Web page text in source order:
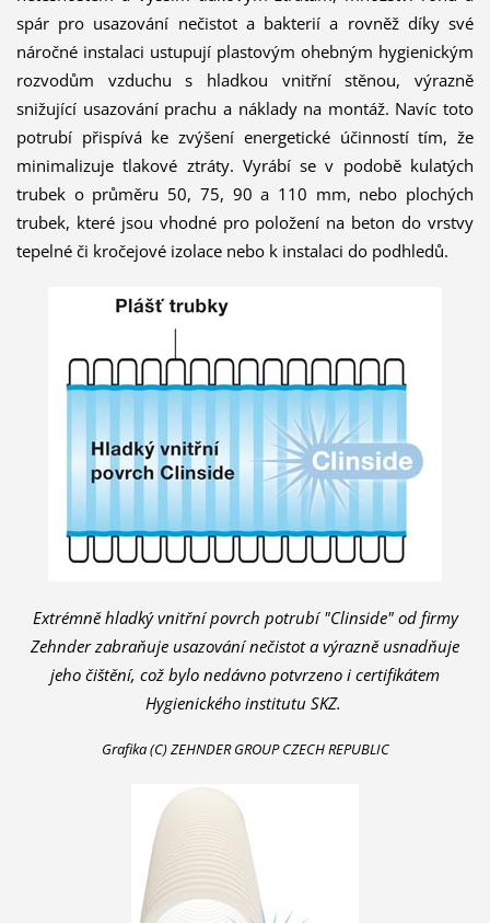
spár pro usazování nečistot a bakterií a rovněž díky své
náročné instalaci ustupují plastovým ohebným hygienickým
rozvodům vzduchu s hladkou vnitřní stěnou, výrazně
snižující usazování prachu a náklady na montáž. Navíc toto
potrubí přispívá ke zvýšení energetické účinností tím, že
minimalizuje tlakové ztráty. Vyrábí se v podobě kulatých
trubek o průměru 50, 75, 90 a 110 mm, nebo plochých
trubek, které jsou vhodné pro položení na beton do vrstvy
tepelné či kročejové izolace nebo k instalaci do podhledů.
Extrémně hladký vnitřní povrch potrubí "Clinside" od firmy
Zehnder zabraňuje usazování nečistot a výrazně usnadňuje
jeho čištění, což bylo nedávno potvrzeno i certifikátem
Hygienického institutu SKZ.
Grafika (C) ZEHNDER GROUP CZECH REPUBLIC